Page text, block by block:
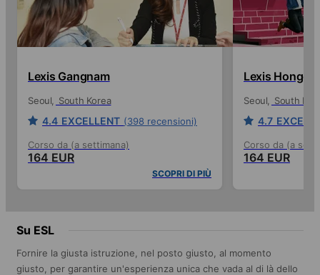
Lexis Gangnam
Seoul South Korea
4.4 EXCELLENT (398 recensioni)
Corso da (a settimana)
164 EUR
SCOPRI DI PIÙ
Lexis
Seoul South
4.7
Corso da (a
164 EUR
Su ESL
Fornire la giusta istruzione, nel posto giusto, al momento
giusto, per garantire un'esperienza unica che vada al di là dello